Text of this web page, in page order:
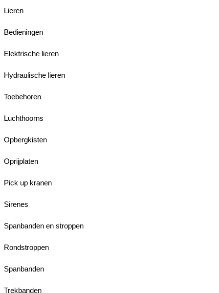
Lieren
Bedieningen
Elektrische lieren
Hydraulische lieren
Toebehoren
Luchthoorns
Opbergkisten
Oprijplaten
Pick up kranen
Sirenes
Spanbanden en stroppen
Rondstroppen
Spanbanden
Trekbanden